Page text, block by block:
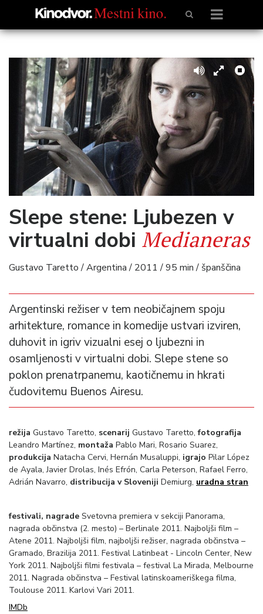
Slepe stene: Ljubezen v
virtualni dobi Medianeras
Gustavo Taretto / Argentina / 2011 / 95 min / španščina
Argentinski režiser v tem neobičajnem spoju
arhitekture, romance in komedije ustvari izviren,
duhovit in igriv vizualni esej o ljubezni in
osamljenosti v virtualni dobi. Slepe stene so
poklon prenatrpanemu, kaotičnemu in hkrati
čudovitemu Buenos Airesu.
režija Gustavo Taretto, scenarij Gustavo Taretto,fotografija
Leandro Martínez, montaža Pablo Mari, Rosario Suarez,
produkcija Natacha Cervi, Hernán Musaluppi, igrajo Pilar López
de Ayala, Javier Drolas, Inés Efrón, Carla Peterson, Rafael Ferro,
Adrián Navarro, distribucija v Sloveniji Demiurg, uradna stran
festivali, nagrade Svetovna premiera v sekciji Panorama,
nagrada občinstva (2. mesto) – Berlinale 2011. Najboljši film –
Atene 2011. Najboljši film, najboljši režiser, nagrada občinstva –
Gramado, Brazilija 2011. Festival Latinbeat - Lincoln Center, New
York 2011. Najboljši filmi festivala – festival La Mirada, Melbourne
2011. Nagrada občinstva – Festival latinskoameriškega filma,
Toulouse 2011. Karlovi Vari 2011.
IMDb